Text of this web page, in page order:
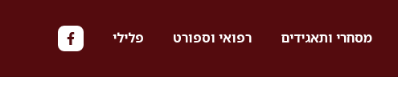
מסחרי ותאגידים רפואי וספורט פלילי